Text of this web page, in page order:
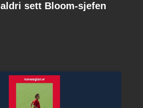
sett Bloom-sjefen